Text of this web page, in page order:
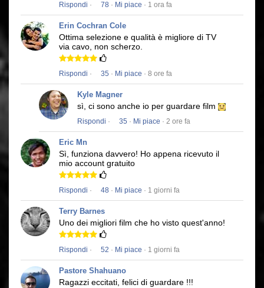
Rispondi · 78 · Mi piace · 1 ora fa
Erin Cochran Cole
Ottima selezione e qualità è migliore di TV
via cavo, non scherzo.
Rispondi · 35 · Mi piace · 8 ore fa
Kyle Magner
sì, ci sono anche io per guardare film
Rispondi · 35 · Mi piace · 2 ore fa
Eric Mn
Sì, funziona davvero! Ho appena ricevuto il
mio account gratuito
Rispondi · 48 · Mi piace · 1 giorni fa
Terry Barnes
Uno dei migliori film che ho visto quest'anno!
Rispondi · 52 · Mi piace · 1 giorni fa
Pastore Shahuano
Ragazzi eccitati, felici di guardare !!!